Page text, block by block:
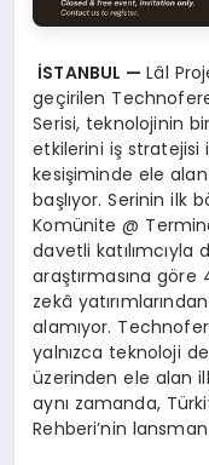
İSTANBUL —Lâl
geçirilen
Serisi, teknolojinin
etkilerini iş stratejisi
kesişiminde ele
başlıyor. Serinin ilk
Komünite @
davetli katılımcıyla
araştırmasına göre
zekâ
alamıyor.
yalnızca teknoloji
üzerinden ele alan
aynı zamanda,
Rehberi’nin